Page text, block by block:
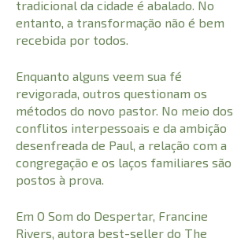
tradicional da cidade é abalado. No
entanto, a transformação não é bem
recebida por todos.
Enquanto alguns veem sua fé
revigorada, outros questionam os
métodos do novo pastor. No meio dos
conflitos interpessoais e da ambição
desenfreada de Paul, a relação com a
congregação e os laços familiares são
postos à prova.
Em O Som do Despertar, Francine
Rivers, autora best-seller do The